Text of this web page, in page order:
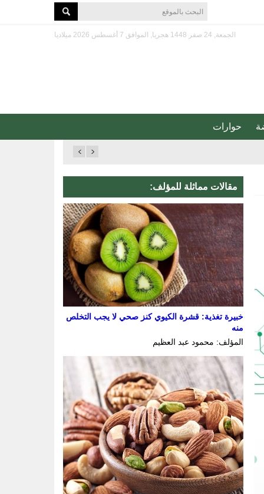
الجمعة, 24 صفر 1448 هجريا, الموافق 7 أغسطس 2026 ميلاديا
حوارات
مقالات مماثلة للمؤلف:
خبيرة تغذية: قشرة الكيوي كنز صحي لا يجب التخلص
منه
المؤلف: محمود عبد العظيم